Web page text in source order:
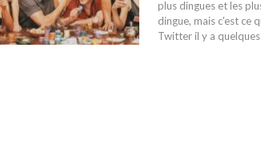
plus dingues et les
dingue, mais c'est ce
Twitter il y a